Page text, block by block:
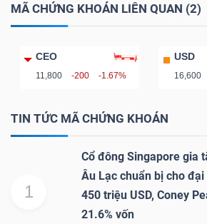
MÃ CHỨNG KHOÁN LIÊN QUAN (2)
CEO
11,800 -200 -1.67%
USD
16,600
TIN TỨC MÃ CHỨNG KHOÁN
1
Cổ đông Singapore gia
Âu Lạc chuẩn bị cho
450 triệu USD, Coney
21.6% vốn
SÓC
KHỎE